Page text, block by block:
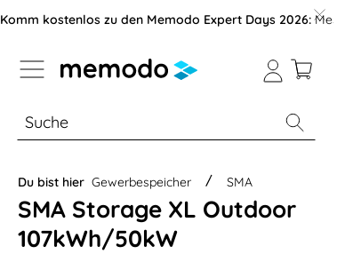
der B2B-Plattform springen
Komm kostenlos zu den Memodo Expert Days 2026:
% Sale Module Wechselrichter
Du bist hier Gewerbespeicher SMA
SMA Storage XL Outdoor
107kWh/50kW